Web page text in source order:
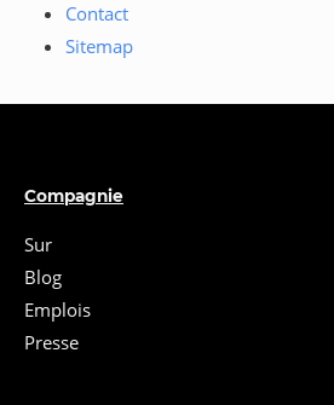
Contact
Sitemap
Compagnie
Sur
Blog
Emplois
Presse